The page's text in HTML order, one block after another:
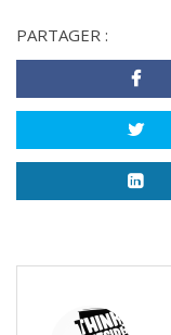
PARTAGER :